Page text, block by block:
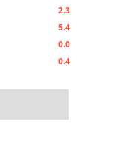
2.3
5.4
0.0
0.4